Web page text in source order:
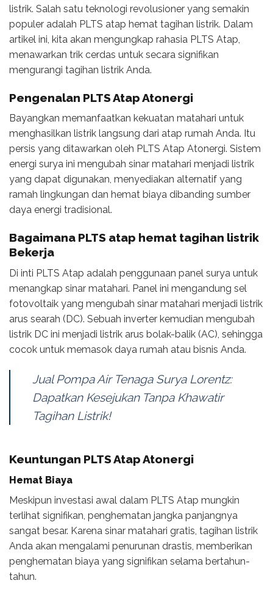
listrik. Salah satu teknologi revolusioner yang semakin
populer adalah PLTS atap hemat tagihan listrik. Dalam
artikel ini, kita akan mengungkap rahasia PLTS Atap,
menawarkan trik cerdas untuk secara signifikan
mengurangi tagihan listrik Anda.
Pengenalan PLTS Atap Atonergi
Bayangkan memanfaatkan kekuatan matahari untuk
menghasilkan listrik langsung dari atap rumah Anda. Itu
persis yang ditawarkan oleh PLTS Atap Atonergi. Sistem
energi surya ini mengubah sinar matahari menjadi listrik
yang dapat digunakan, menyediakan alternatif yang
ramah lingkungan dan hemat biaya dibanding sumber
daya energi tradisional.
Bagaimana PLTS atap hemat tagihan listrik
Bekerja
Di inti PLTS Atap adalah penggunaan panel surya untuk
menangkap sinar matahari. Panel ini mengandung sel
fotovoltaik yang mengubah sinar matahari menjadi listrik
arus searah (DC). Sebuah inverter kemudian mengubah
listrik DC ini menjadi listrik arus bolak-balik (AC), sehingga
cocok untuk memasok daya rumah atau bisnis Anda.
Jual Pompa Air Tenaga Surya Lorentz:
Dapatkan Kesejukan Tanpa Khawatir
Tagihan Listrik!
Keuntungan PLTS Atap Atonergi
Hemat Biaya
Meskipun investasi awal dalam PLTS Atap mungkin
terlihat signifikan, penghematan jangka panjangnya
sangat besar. Karena sinar matahari gratis, tagihan listrik
Anda akan mengalami penurunan drastis, memberikan
penghematan biaya yang signifikan selama bertahun-
tahun.